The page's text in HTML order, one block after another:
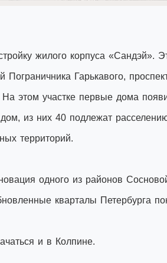
жилого корпуса «Сандэй».
Пограничника Гарькавого,
этом участке первые дома
из них 40 подлежат
территорий.
одного из районов
кварталы Петербурга
и в Колпине.